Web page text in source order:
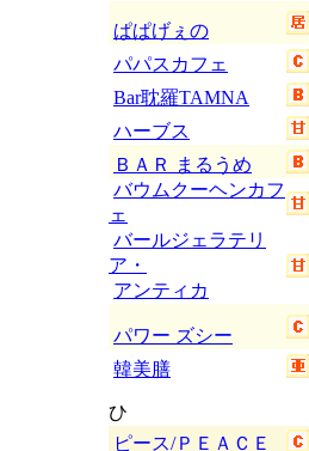
ぱぱげぇの
パパスカフェ
Bar耽羅TAMNA
ハーブス
ＢＡＲ まるうめ
バウムクーヘンカフ
ェ
バールジェラテリ
ア・
アンティカ
パワー ズシー
韓美膳
ひ
ピース/ＰＥＡＣＥ